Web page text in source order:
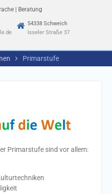
| Beratung
54338 Schweich
Isseler Straße 37
Primarstufe
Primarstufe sind vor allem: